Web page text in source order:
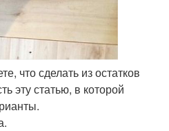
что сделать из остатков
эту статью, в которой